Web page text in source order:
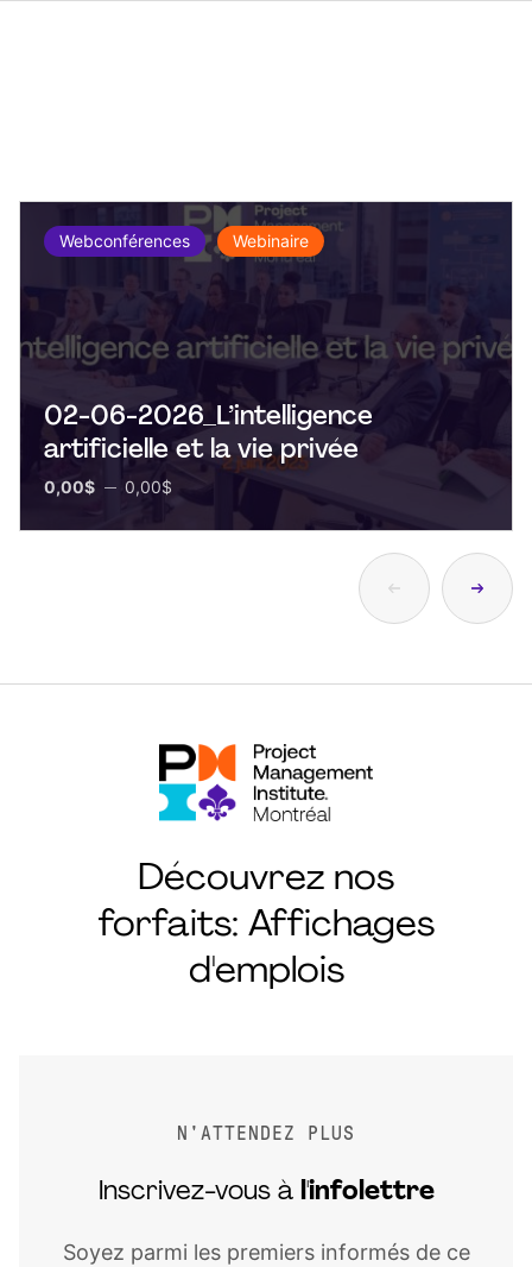
Webconférences Webinaire
02-06-2026_L’intelligence
artificielle et la vie privée
0,00$ 0,00$
Découvrez nos
forfaits: Affichages
d'emplois
N'ATTENDEZ PLUS
Inscrivez-vous à l'infolettre
Soyez parmi les premiers informés de ce